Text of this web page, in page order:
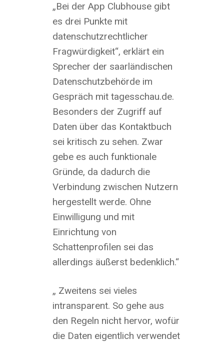
„Bei der App Clubhouse gibt
es drei Punkte mit
datenschutzrechtlicher
Fragwürdigkeit“, erklärt ein
Sprecher der saarländischen
Datenschutzbehörde im
Gespräch mit tagesschau.de.
Besonders der Zugriff auf
Daten über das Kontaktbuch
sei kritisch zu sehen. Zwar
gebe es auch funktionale
Gründe, da dadurch die
Verbindung zwischen Nutzern
hergestellt werde. Ohne
Einwilligung und mit
Einrichtung von
Schattenprofilen sei das
allerdings äußerst bedenklich.“
„ Zweitens sei vieles
intransparent. So gehe aus
den Regeln nicht hervor, wofür
die Daten eigentlich verwendet